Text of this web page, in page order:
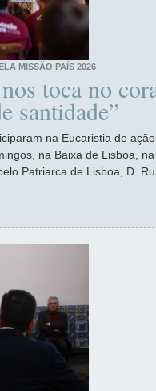
MISSÃO PAÍS 2026
toca no
santidade”
na Eucaristia de
na Baixa de Lisboa,
Patriarca de Lisboa, D.